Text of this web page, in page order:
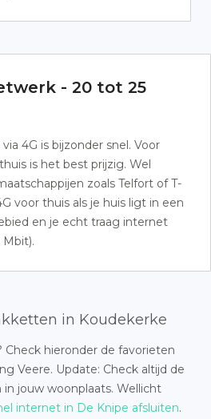
- 20 tot 25
4G is bijzonder snel. Voor
is het best prijzig. Wel
zoals Telfort of T-
voor thuis als je huis ligt in een
en je echt traag internet
Mbit).
in Koudekerke
Check hieronder de favorieten
Veere. Update: Check altijd de
jouw woonplaats. Wellicht
internet in De Knipe afsluiten.